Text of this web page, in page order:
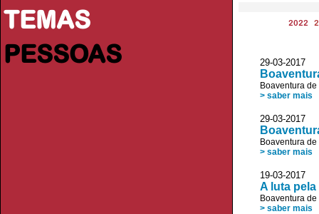
TEMAS
PESSOAS
2022
29-03-
Boaventura
> saber mais
29-03-2017
Boaventura
> saber mais
19-03-
A luta
Boaventura
> saber mais